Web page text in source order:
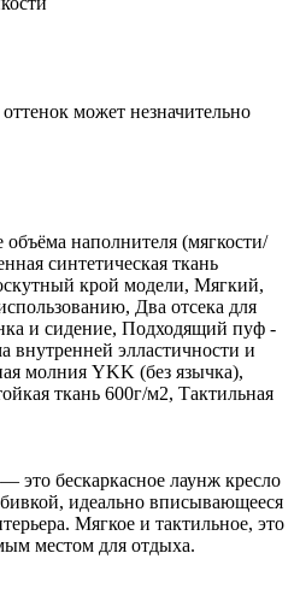
может незначительно
наполнителя (мягкости/
синтетическая ткань
крой модели, Мягкий,
Два отсека для
и сидение, Подходящий пуф -
внутренней элластичности и
молния YKK (без язычка),
ткань 600г/м2, Тактильная
это бескаркасное лаунж кресло
идеально вписывающееся
Мягкое и тактильное, это
местом для отдыха.